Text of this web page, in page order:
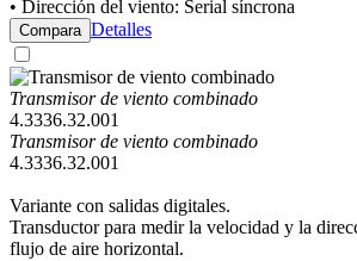
• Dirección del viento: Serial síncrona
Compara Detalles
Transmisor de viento combinado
4.3336.32.001
Transmisor de viento combinado
4.3336.32.001
Variante con salidas digitales.
Transductor para medir la velocidad y la
flujo de aire horizontal.